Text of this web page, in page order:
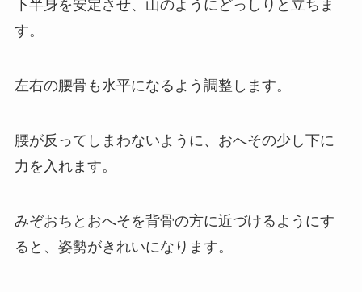
下半身を安定させ、山のようにどっしりと立ちま
す。
左右の腰骨も水平になるよう調整します。
腰が反ってしまわないように、おへその少し下に
力を入れます。
みぞおちとおへそを背骨の方に近づけるようにす
ると、姿勢がきれいになります。